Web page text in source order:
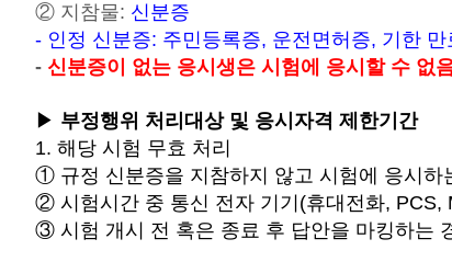
② 지참물: 신분증
- 인정 신분증: 주민등록증, 운전면허증, 기한 만
- 신분증이 없는 응시생은 시험에 응시할 수 없
▶ 부정행위 처리대상 및 응시자격 제한기간
1. 해당 시험 무효 처리
① 규정 신분증을 지참하지 않고 시험에 응시하
② 시험시간 중 통신 전자 기기(휴대전화, PCS,
③ 시험 개시 전 혹은 종료 후 답안을 마킹하는